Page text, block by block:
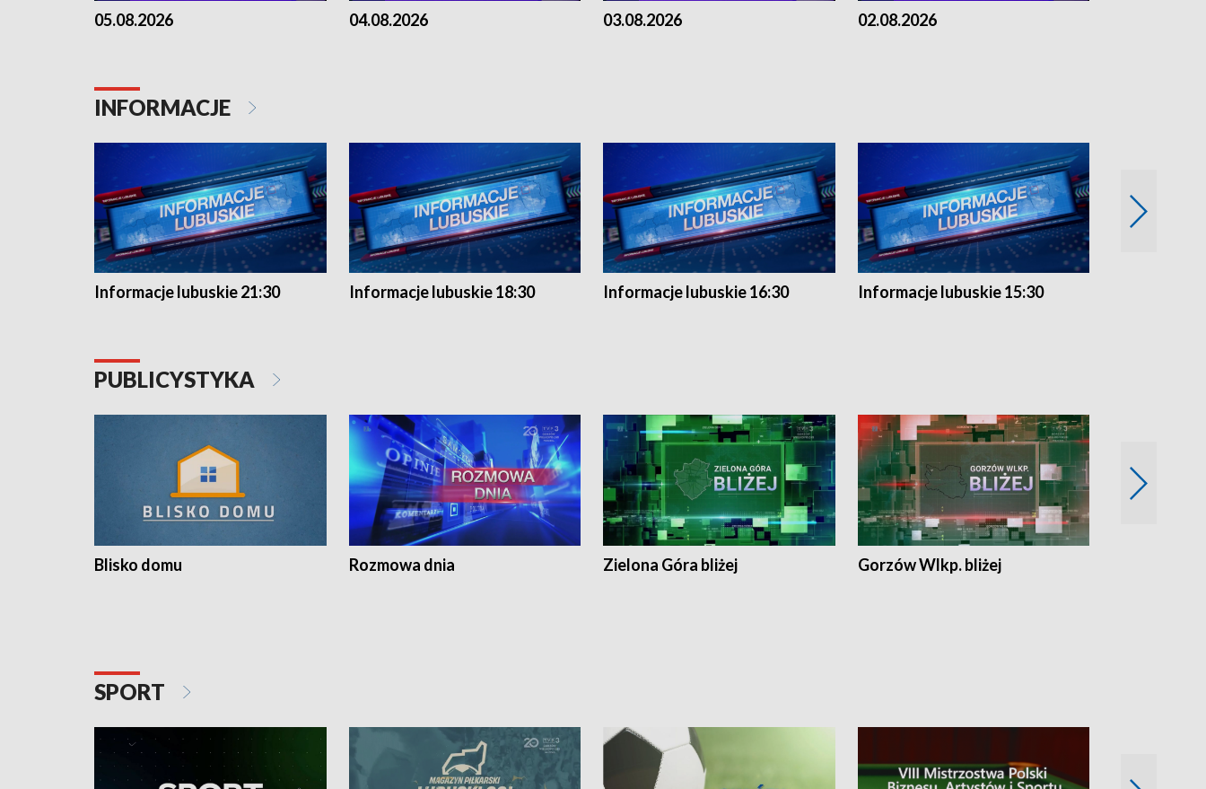
05.08.2026 04.08.2026 03.08.2026 02.08.2026
INFORMACJE
Informacje lubuskie 21:30 Informacje lubuskie 18:30 Informacje lubuskie 16:30 Informacje lubuskie 15:30
PUBLICYSTYKA
Blisko domu Rozmowa dnia Zielona Góra bliżej Gorzów Wlkp. bliżej
SPORT